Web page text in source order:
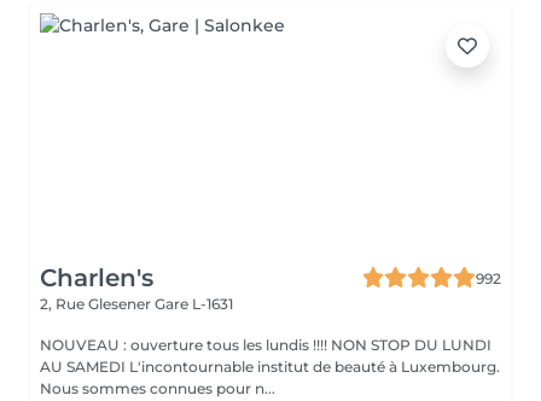
Charlen's
992
2, Rue Glesener Gare L-1631
NOUVEAU : ouverture tous les lundis !!!! NON STOP DU LUNDI
AU SAMEDI L'incontournable institut de beauté à Luxembourg.
Nous sommes connues pour n...